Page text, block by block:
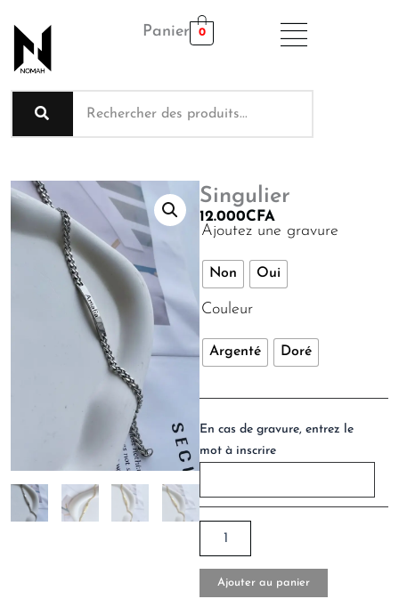
contenu
Panier 0
Singulier
12.000CFA
Ajoutez une gravure
Non Oui
Couleur
Argenté Doré
En cas de gravure, entrez le
mot à inscrire
quantité
Singulier
Ajouter au panier